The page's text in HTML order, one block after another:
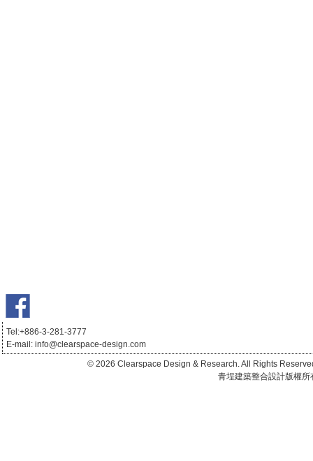
Tel:+886-3-281-3777
E-mail: info@clearspace-design.com
師,建築設計,室內設計,高端私宅訂制,節能綠建築,全齡化永續住宅,養身會所,酒店商
辦餐飲,家飾美學,品牌視覺形象,裝潢裝修,商業空間,推薦設計師,室內裝修工程,健康
© 2026 Clearspace Design & Research. All Rights
青埕建築整合設計版權所